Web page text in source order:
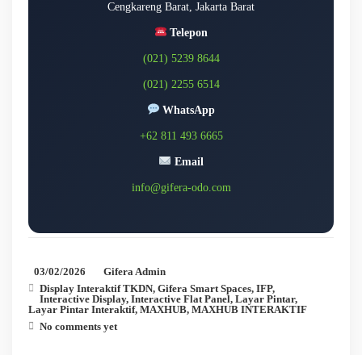
Cengkareng Barat, Jakarta Barat
Telepon
(021) 5239 8644
(021) 2255 6514
WhatsApp
+62 811 493 6665
Email
info@gifera-odo.com
03/02/2026
Gifera Admin
Display Interaktif TKDN, Gifera Smart Spaces, IFP,
Interactive Display, Interactive Flat Panel, Layar Pintar,
Layar Pintar Interaktif, MAXHUB, MAXHUB INTERAKTIF
No comments yet